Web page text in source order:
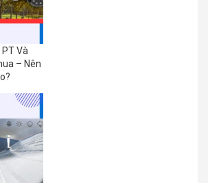
Và
– Nên